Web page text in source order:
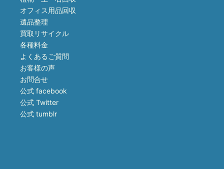
オフィス用品回収
遺品整理
買取リサイクル
各種料金
よくあるご質問
お客様の声
お問合せ
公式 facebook
公式 Twitter
公式 tumblr